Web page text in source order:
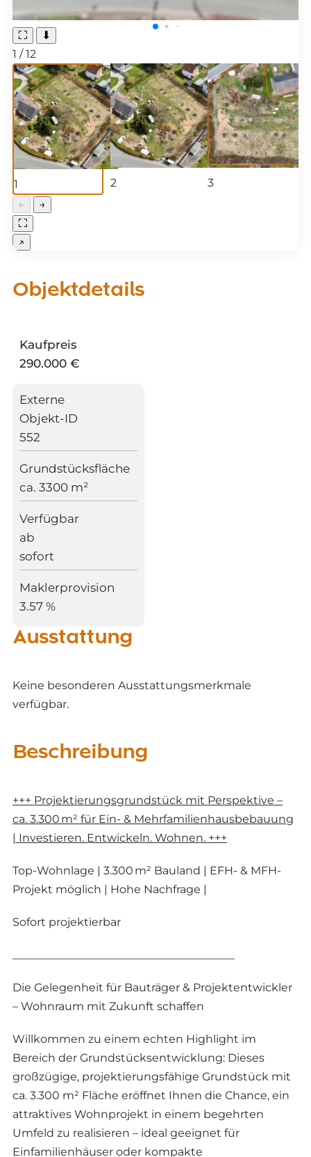
⛶ ⬇
1 / 12
1 2 3
←
→
⛶
↗
Objektdetails
Kaufpreis
290.000 €
Externe
Objekt-ID
552
Grundstücksfläche
ca. 3300 m²
Verfügbar
ab
sofort
Maklerprovision
3.57 %
Ausstattung
Keine besonderen Ausstattungsmerkmale
verfügbar.
Beschreibung
+++ Projektierungsgrundstück mit Perspektive –
ca. 3.300 m² für Ein- & Mehrfamilienhausbebauung
| Investieren. Entwickeln. Wohnen. +++
Top-Wohnlage | 3.300 m² Bauland | EFH- & MFH-
Projekt möglich | Hohe Nachfrage |
Sofort projektierbar
Die Gelegenheit für Bauträger & Projektentwickler
– Wohnraum mit Zukunft schaffen
Willkommen zu einem echten Highlight im
Bereich der Grundstücksentwicklung: Dieses
großzügige, projektierungsfähige Grundstück mit
ca. 3.300 m² Fläche eröffnet Ihnen die Chance, ein
attraktives Wohnprojekt in einem begehrten
Umfeld zu realisieren – ideal geeignet für
Einfamilienhäuser oder kompakte